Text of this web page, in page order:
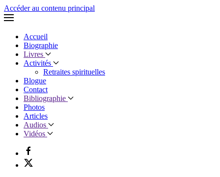
Accéder au contenu principal
Accueil
Biographie
Livres
Activités
Retraites spirituelles
Blogue
Contact
Bibliographie
Photos
Articles
Audios
Vidéos